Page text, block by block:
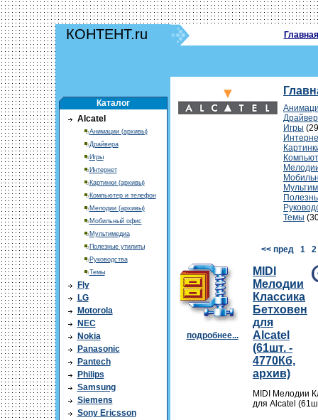
КОНТЕНТ.ru Главная
Каталог
Alcatel
Анимации (архивы)
Драйвера
Игры
Интернет
Картинки (архивы)
Компьютер и телефон
Мелодии (архивы)
Мобильный офис
Мультимедиа
Полезные утилиты
Руководства
Темы
Fly
LG
Motorola
NEC
Nokia
Panasonic
Pantech
Philips
Samsung
Siemens
Sony Ericsson
Игры
Темы
<< пред 1 2
подробнее...
MIDI
Мелодии
Классика
Бетховен
для
Alcatel
(61шт. -
4770Кб,
архив)
MIDI Мелодии
для Alcatel